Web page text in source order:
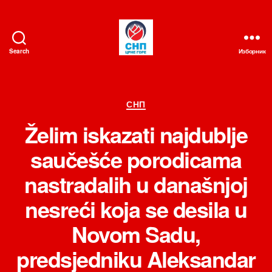
Search Изборник
Категорије
СНП
Želim iskazati najdublje
saučešće porodicama
nastradalih u današnjoj
nesrеći koja se desila u
Novom Sadu,
predsjedniku Aleksandar